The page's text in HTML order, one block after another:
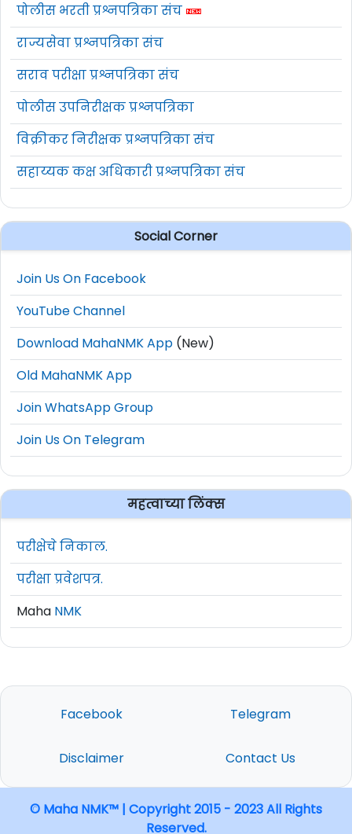
पोलीस भरती प्रश्नपत्रिका संच
राज्यसेवा प्रश्नपत्रिका संच
सराव परीक्षा प्रश्नपत्रिका संच
पोलीस उपनिरीक्षक प्रश्नपत्रिका
विक्रीकर निरीक्षक प्रश्नपत्रिका संच
सहाय्यक कक्ष अधिकारी प्रश्नपत्रिका संच
Social Corner
Join Us On Facebook
YouTube Channel
Download MahaNMK App (New)
Old MahaNMK App
Join WhatsApp Group
Join Us On Telegram
महत्वाच्या लिंक्स
परीक्षेचे निकाल.
परीक्षा प्रवेशपत्र.
Maha NMK
Facebook Telegram
Disclaimer Contact Us
© Maha NMK™ | Copyright 2015 - 2023 All Rights
Reserved.